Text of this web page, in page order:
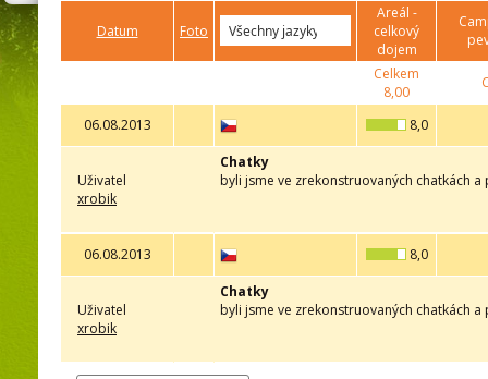
Datum Foto
Areál -
celkový
dojem
Celkem
8,00
06.08.2013 8,0
Uživatel
xrobik
Chatky
byli jsme ve zrekonstruovaných chatkách
06.08.2013 8,0
Uživatel
xrobik
Chatky
byli jsme ve zrekonstruovaných chatkách